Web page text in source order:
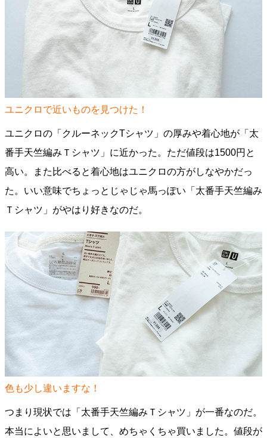
ユニクロで近いものを見つけた！
ユニクロの「クルーネックTシャツ」の厚みや着心地が「太
番手天竺編みＴシャツ」に近かった。ただ値段は1500円と
高い。また比べると着心地はユニクロの方がしなやかだっ
た。いい意味でちょっとじゃじゃ馬っぽい「太番手天竺編み
Ｔシャツ」がやはり好きなのだ。
色も少し違いますな！
つまり現状では「太番手天竺編みＴシャツ」が一番なのだ。
本当によいと思いまして、めちゃくちゃ買いました。値段が